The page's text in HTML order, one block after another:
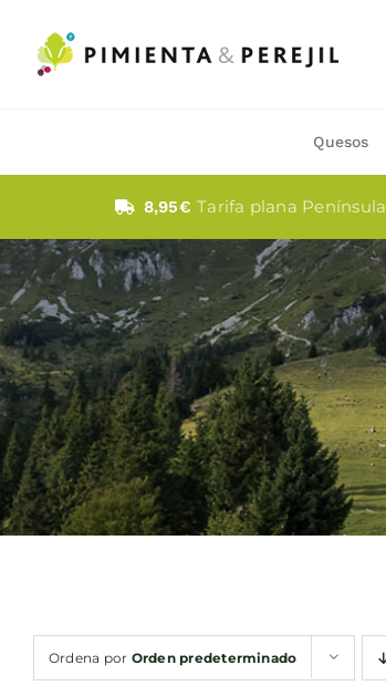
contenido
Quesos
8,95€Tarifa plana Península
Ordena por Orden predeterminado